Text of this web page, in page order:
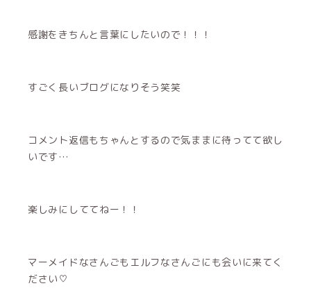
感謝をきちんと言葉にしたいので！！！
すごく長いブログになりそう笑笑
コメント返信もちゃんとするので気ままに待ってて欲し
いです…
楽しみにしててねー！！
マーメイドなさんごもエルフなさんごにも会いに来てく
ださい♡